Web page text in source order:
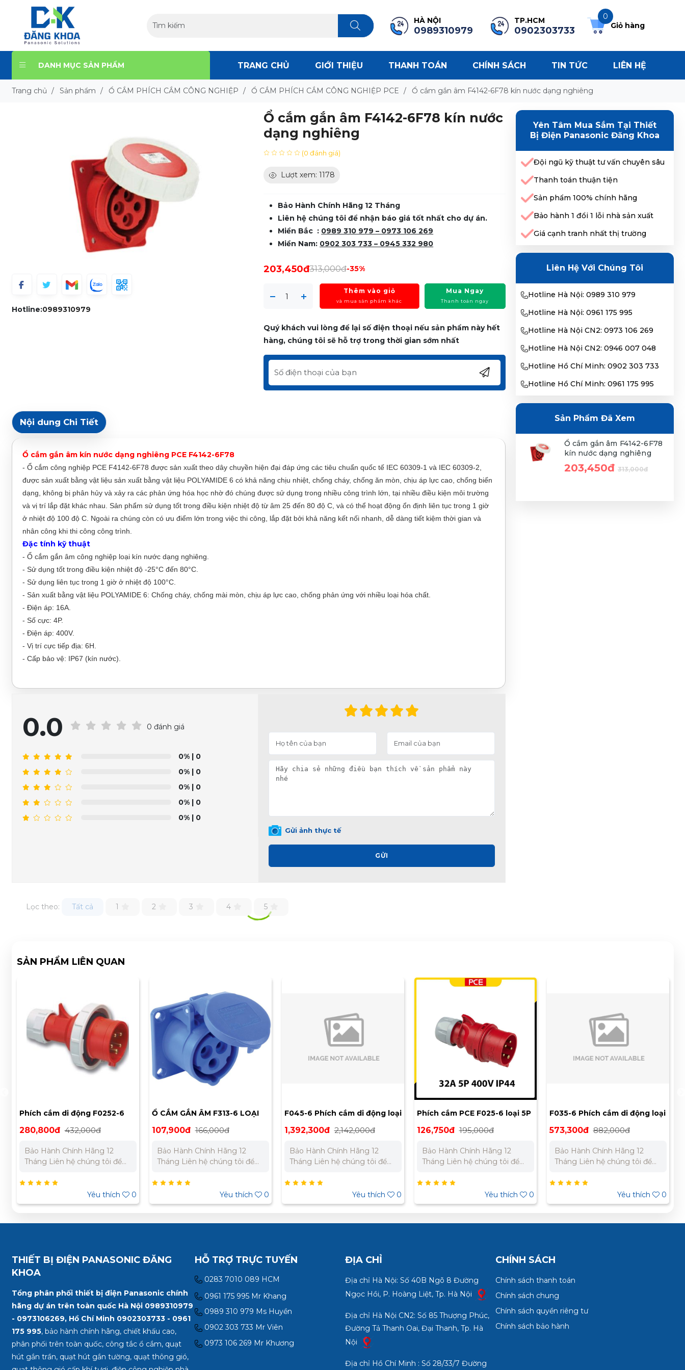
HÀ NỘI
0989310979
TP.HCM
0902303733
0
Giỏ hàng
DANH MỤC SẢN PHẨM TRANG CHỦ GIỚI THIỆU THANH TOÁN CHÍNH SÁCH TIN TỨC LIÊN HỆ
Trang chủ / Sản phẩm / Ổ CẮM PHÍCH CẮM CÔNG NGHIỆP / Ổ CẮM PHÍCH CẮM CÔNG NGHIỆP PCE / Ổ cắm gắn âm F4142-6F78 kín nước dạng nghiêng
Hotline:0989310979
Ổ cắm gắn âm F4142-6F78 kín nước
dạng nghiêng
(0 đánh giá)
Lượt xem: 1178
Bảo Hành Chính Hãng 12 Tháng
Liên hệ chúng tôi để nhận báo giá tốt nhất cho dự án.
Miền Bắc : 0989 310 979 – 0973 106 269
Miền Nam: 0902 303 733 – 0945 332 980
203,450đ313,000đ-35%
Thêm vào giỏ
và mua sản phẩm khác
Mua Ngay
Thanh toán ngay
Quý khách vui lòng để lại số điện thoại nếu sản phẩm này hết
hàng, chúng tôi sẽ hỗ trợ trong thời gian sớm nhất
Nội dung Chi Tiết
Ổ cắm gắn âm kín nước dạng nghiêng PCE F4142-6F78
- Ổ cắm công nghiệp PCE F4142-6F78 được sản xuất theo dây chuyền hiện đại đáp ứng các tiêu chuẩn quốc tế IEC 60309-1 và IEC 60309-2,
được sản xuất bằng vật liệu sản xuất bằng vật liệu POLYAMIDE 6 có khả năng chịu nhiệt, chống cháy, chống ăn mòn, chịu áp lực cao, chống biến
dạng, không bị phân hủy và xảy ra các phản ứng hóa học nhờ đó chúng được sử dụng trong nhiều công trình lớn, tại nhiều điều kiện môi trường
và vị trí lắp đặt khác nhau. Sản phẩm sử dụng tốt trong điều kiện nhiệt độ từ âm 25 đến 80 độ C, và có thể hoạt động ổn định liên tục trong 1 giờ
ở nhiệt độ 100 độ C. Ngoài ra chúng còn có ưu điểm lớn trong việc thi công, lắp đặt bởi khả năng kết nối nhanh, dễ dàng tiết kiệm thời gian và
nhân công khi thi công công trình.
Đặc tính kỹ thuật
- Ổ cắm gắn âm công nghiệp loại kín nước dạng nghiêng.
- Sử dụng tốt trong điều kiện nhiệt độ -25°C đến 80°C.
- Sử dụng liên tục trong 1 giờ ở nhiệt độ 100°C.
- Sản xuất bằng vật liệu POLYAMIDE 6: Chống cháy, chống mài mòn, chịu áp lực cao, chống phản ứng với nhiều loại hóa chất.
- Điện áp: 16A.
- Số cực: 4P.
- Điện áp: 400V.
- Vị trí cực tiếp địa: 6H.
- Cấp bảo vệ: IP67 (kín nước).
0.0 0 đánh giá
0%| 0
0%| 0
0%| 0
0%| 0
0%| 0
Gửi ảnh thực tế
GỬI
Lọc theo: Tất cả 1 2 3 4 5
Yên Tâm Mua Sắm Tại Thiết
Bị Điện Panasonic Đăng Khoa
Đội ngũ kỹ thuật tư vấn chuyên sâu
Thanh toán thuận tiện
Sản phẩm 100% chính hãng
Bảo hành 1 đổi 1 lỗi nhà sản xuất
Giá cạnh tranh nhất thị trường
Liên Hệ Với Chúng Tôi
Hotline Hà Nội: 0989 310 979
Hotline Hà Nội: 0961 175 995
Hotline Hà Nội CN2: 0973 106 269
Hotline Hà Nội CN2: 0946 007 048
Hotline Hồ Chí Minh: 0902 303 733
Hotline Hồ Chí Minh: 0961 175 995
Sản Phẩm Đã Xem
Ổ cắm gắn âm F4142-6F78
kín nước dạng nghiêng
203,450đ 313,000đ
SẢN PHẨM LIÊN QUAN
Phích cắm di động F0252-6
loại kín nước IP67 PCE 32A 5P
280,800đ 432,000đ
Bảo Hành Chính Hãng 12
Tháng Liên hệ chúng tôi để
án. Miền Bắc : 0989 310
979 – 0973 106 269 Miền
Nam: 0902 303 733 – 0945
Yêu thích 0
Ổ CẮM GẮN ÂM F313-6 LOẠI
KHÔNG KÍN NƯỚC DẠNG
107,900đ 166,000đ
Bảo Hành Chính Hãng 12
Tháng Liên hệ chúng tôi để
án. Miền Bắc : 0989 310 979
– 0973 106 269 Miền Nam:
0902 303 733 – 0945 332 980
Yêu thích 0
F045-6 Phích cắm di động loại
kín nước 125A 5P 400V 6H
1,392,300đ 2,142,000đ
Bảo Hành Chính Hãng 12
Tháng Liên hệ chúng tôi để
án. Miền Bắc : 0989 310
979 – 0973 106 269 Miền
Nam: 0902 303 733 – 0945
Yêu thích 0
Phích cắm PCE F025-6 loại 5P
32A 6H IP44
126,750đ 195,000đ
Bảo Hành Chính Hãng 12
Tháng Liên hệ chúng tôi để
án. Miền Bắc : 0989 310 979
– 0973 106 269 Miền
Nam: 0902 303 733 – 0945
Yêu thích 0
F035-6 Phích cắm di động loại
kín nước 63A 5P 400V 6H IP67
573,300đ 882,000đ
Bảo Hành Chính Hãng 12
Tháng Liên hệ chúng tôi để
án. Miền Bắc : 0989 310
979 – 0973 106 269 Miền
Nam: 0902 303 733 – 0945
Yêu thích 0
THIẾT BỊ ĐIỆN PANASONIC ĐĂNG
KHOA
Tổng phân phối thiết bị điện Panasonic chính
hãng dự án trên toàn quốc Hà Nội 0989310979
- 0973106269, Hồ Chí Minh 0902303733 - 0961
175 995, bảo hành chính hãng, chiết khấu cao,
phân phối trên toàn quốc, công tắc ổ cắm, quạt
hút gắn trần, quạt hút gắn tường, quạt thông gió,
HỖ TRỢ TRỰC TUYẾN
0283 7010 089 HCM
0961 175 995 Mr Khang
0989 310 979 Ms Huyền
0902 303 733 Mr Viên
0973 106 269 Mr Khương
ĐỊA CHỈ
Địa chỉ Hà Nội: Số 40B Ngõ 8 Đường
Ngọc Hồi, P. Hoàng Liệt, Tp. Hà Nội
Địa chỉ Hà Nội CN2: Số 85 Thượng Phúc,
Đường Tả Thanh Oai, Đại Thanh, Tp. Hà
Nội
Địa chỉ Hồ Chí Minh : Số 28/33/7 Đường
CHÍNH SÁCH
Chính sách thanh toán
Chính sách chung
Chính sách quyền riêng tư
Chính sách bảo hành